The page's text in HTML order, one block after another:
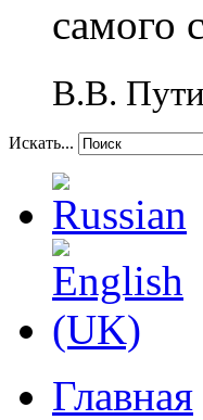
самого
В.В.
Искать...
Главная